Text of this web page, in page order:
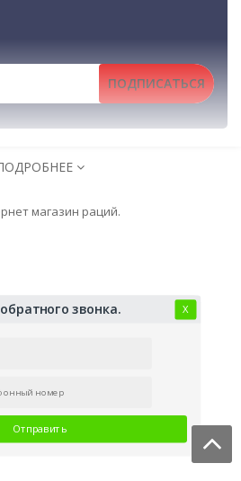
для охоты и рыбалки, портативные
рации, автомобильные
рации для охоты и
Клипсы
ПОДПИСАТЬСЯ
магазин раций.
звонка.
Отправить
Х